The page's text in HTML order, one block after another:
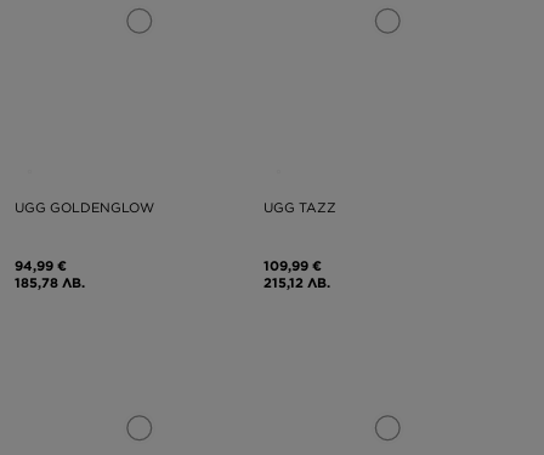
UGG GOLDENGLOW
94,99 €
185,78 ЛВ.
UGG TAZZ
109,99 €
215,12 ЛВ.